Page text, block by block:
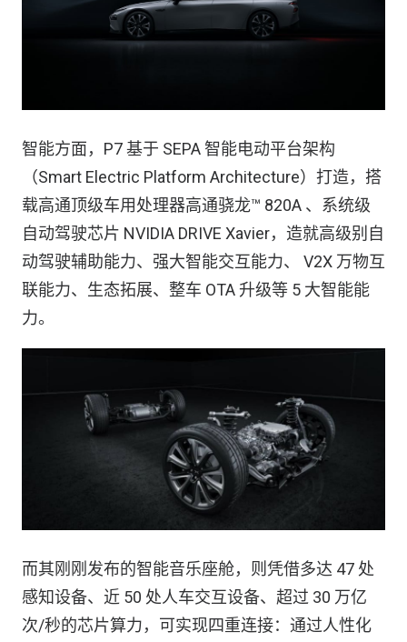
智能方面，P7 基于 SEPA 智能电动平台架构
（Smart Electric Platform Architecture）打造，搭
载高通顶级车用处理器高通骁龙™ 820A 、系统级
自动驾驶芯片 NVIDIA DRIVE Xavier，造就高级别自
动驾驶辅助能力、强大智能交互能力、 V2X 万物互
联能力、生态拓展、整车 OTA 升级等 5 大智能能
力。
而其刚刚发布的智能音乐座舱，则凭借多达 47 处
感知设备、近 50 处人车交互设备、超过 30 万亿
次/秒的芯片算力，可实现四重连接：通过人性化